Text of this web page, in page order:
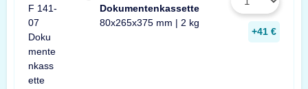
Dokumentenkassette
80x265x375 mm | 2 kg
+41 €